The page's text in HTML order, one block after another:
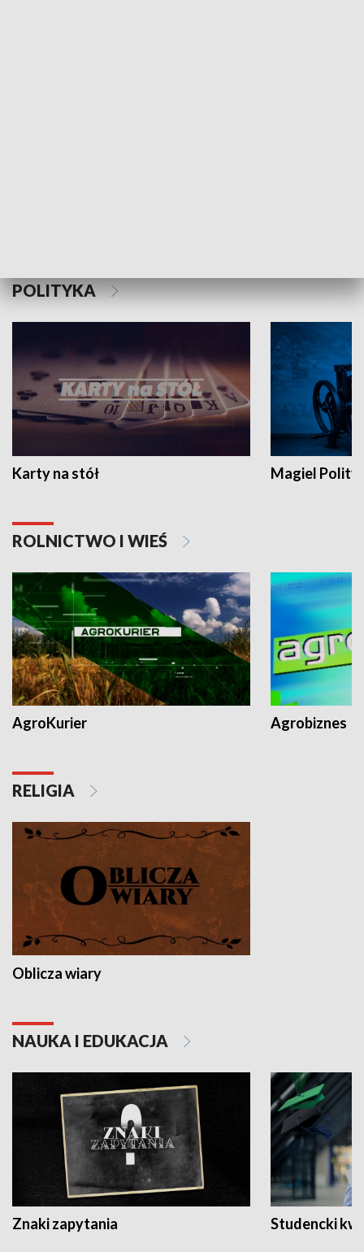
POLITYKA
Karty na stół Magiel
ROLNICTWO I WIEŚ
AgroKurier Agrobiznes
RELIGIA
Oblicza wiary
NAUKA I EDUKACJA
Znaki zapytania Studencki